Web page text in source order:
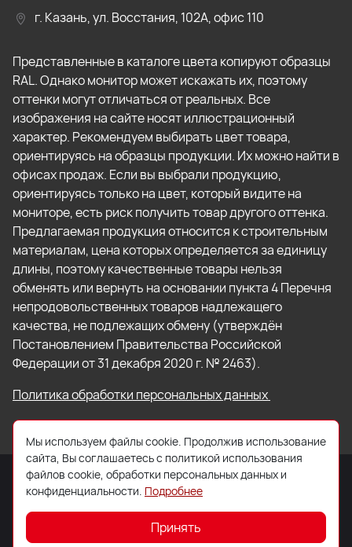
г. Казань, ул. Восстания, 102А, офис 110
Представленные в каталоге цвета копируют образцы
RAL. Однако монитор может искажать их, поэтому
оттенки могут отличаться от реальных. Все
изображения на сайте носят иллюстрационный
характер. Рекомендуем выбирать цвет товара,
ориентируясь на образцы продукции. Их можно найти в
офисах продаж. Если вы выбрали продукцию,
ориентируясь только на цвет, который видите на
мониторе, есть риск получить товар другого оттенка.
Предлагаемая продукция относится к строительным
материалам, цена которых определяется за единицу
длины, поэтому качественные товары нельзя
обменять или вернуть на основании пункта 4 Перечня
непродовольственных товаров надлежащего
качества, не подлежащих обмену (утверждён
Постановлением Правительства Российской
Федерации от 31 декабря 2020 г. № 2463).
Политика обработки персональных данных
© 2026 ООО «Торговый Дом «Кровля Профи»
Мы используем файлы cookie. Продолжив использование
сайта, Вы соглашаетесь с политикой использования
файлов cookie, обработки персональных данных и
конфиденциальности. Подробнее
Принять